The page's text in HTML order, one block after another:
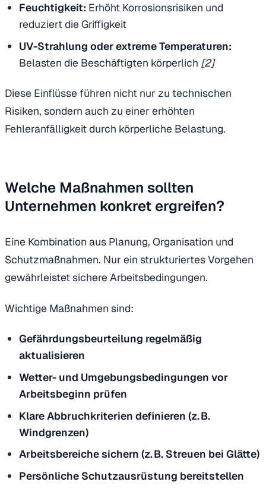
Feuchtigkeit: Erhöht Korrosionsrisiken und
reduziert die Griffigkeit
UV-Strahlung oder extreme Temperaturen:
Belasten die Beschäftigten körperlich [2]
Diese Einflüsse führen nicht nur zu technischen
Risiken, sondern auch zu einer erhöhten
Fehleranfälligkeit durch körperliche Belastung.
Welche Maßnahmen sollten
Unternehmen konkret ergreifen?
Eine Kombination aus Planung, Organisation und
Schutzmaßnahmen. Nur ein strukturiertes Vorgehen
gewährleistet sichere Arbeitsbedingungen.
Wichtige Maßnahmen sind:
Gefährdungsbeurteilung regelmäßig
aktualisieren
Wetter- und Umgebungsbedingungen vor
Arbeitsbeginn prüfen
Klare Abbruchkriterien definieren (z. B.
Windgrenzen)
Arbeitsbereiche sichern (z. B. Streuen bei Glätte)
Persönliche Schutzausrüstung bereitstellen